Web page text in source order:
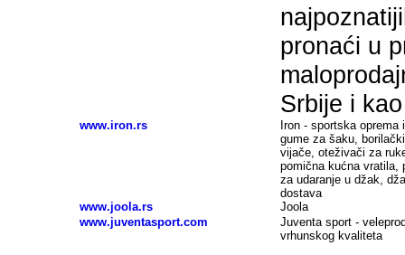
pronaći u
Srbije i
www.iron.rs
Iron - sportska
gume za šaku,
vijače, oteživači za
pomična kućna vratila,
za udaranje u džak,
dostava
www.joola.rs
Joola
www.juventasport.com
Juventa sport -
vrhunskog kvaliteta